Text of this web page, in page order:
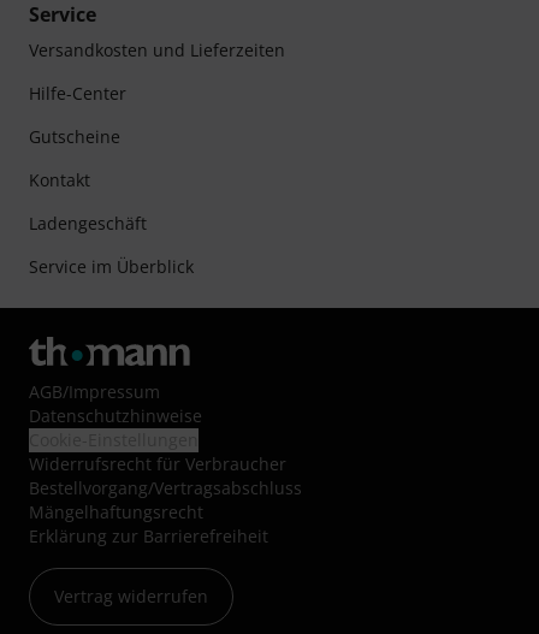
Service
Versandkosten und Lieferzeiten
Hilfe-Center
Gutscheine
Kontakt
Ladengeschäft
Service im Überblick
AGB/Impressum
Datenschutzhinweise
Widerrufsrecht für Verbraucher
Bestellvorgang/Vertragsabschluss
Mängelhaftungsrecht
Erklärung zur Barrierefreiheit
Vertrag widerrufen